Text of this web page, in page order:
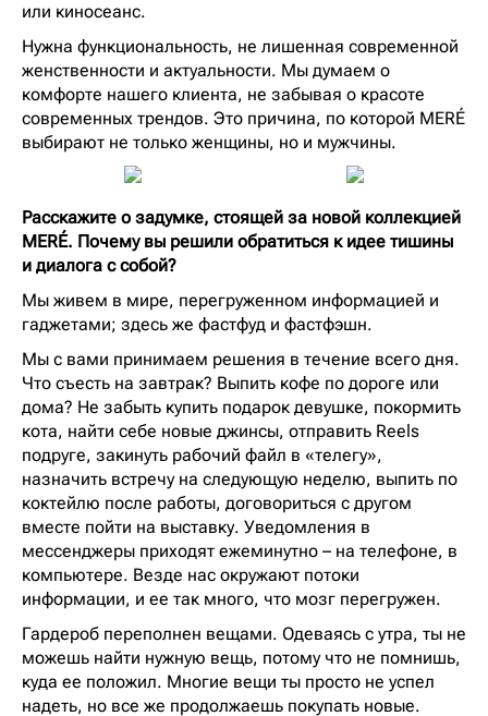
или киносеанс.
Нужна функциональность, не лишенная современной
женственности и актуальности. Мы думаем о
комфорте нашего клиента, не забывая о красоте
современных трендов. Это причина, по которой MERÉ
выбирают не только женщины, но и мужчины.
⁠Расскажите о задумке, стоящей за новой коллекцией
MERÉ. Почему вы решили обратиться к идее тишины
и диалога с собой?
Мы живем в мире, перегруженном информацией и
гаджетами; здесь же фастфуд и фастфэшн.
Мы с вами принимаем решения в течение всего дня.
Что съесть на завтрак? Выпить кофе по дороге или
дома? Не забыть купить подарок девушке, покормить
кота, найти себе новые джинсы, отправить Reels
подруге, закинуть рабочий файл в «телегу»,
назначить встречу на следующую неделю, выпить по
коктейлю после работы, договориться с другом
вместе пойти на выставку. Уведомления в
мессенджеры приходят ежеминутно – на телефоне, в
компьютере. Везде нас окружают потоки
информации, и ее так много, что мозг перегружен.
Гардероб переполнен вещами. Одеваясь с утра, ты не
можешь найти нужную вещь, потому что не помнишь,
куда ее положил. Многие вещи ты просто не успел
надеть, но все же продолжаешь покупать новые.